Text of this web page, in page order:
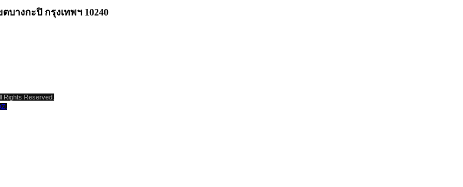
บางกะปิ กรุงเทพฯ 10240
Rights Reserved.